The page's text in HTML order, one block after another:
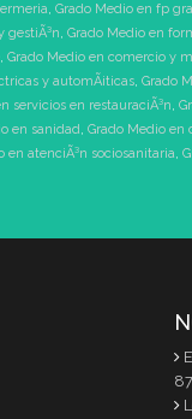
, Grado Medio en fp
gestiÃ³n, Grado Medio en
, Grado Medio en comercio y
y automÃ¡ticas, Grado
servicios en restauraciÃ³n,
en sanidad, Grado Medio en
en atenciÃ³n sociosanitaria,